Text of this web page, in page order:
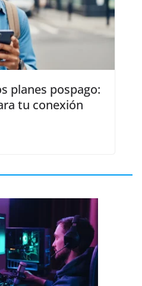
planes pospago:
tu conexión